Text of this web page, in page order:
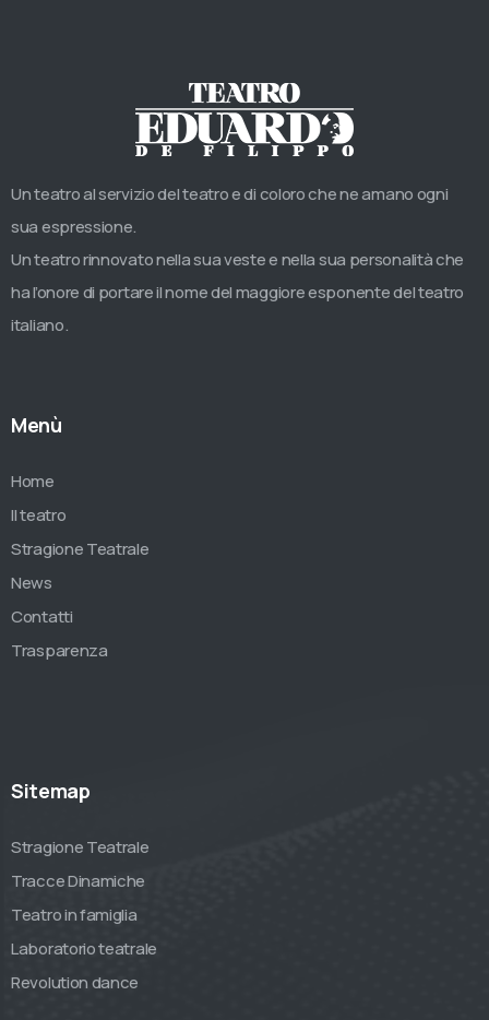
Un teatro al servizio del teatro e di coloro che ne amano ogni
sua espressione.
Un teatro rinnovato nella sua veste e nella sua personalità che
ha l’onore di portare il nome del maggiore esponente del teatro
italiano.
Menù
Home
Il teatro
Stragione Teatrale
News
Contatti
Trasparenza
Sitemap
Stragione Teatrale
Tracce Dinamiche
Teatro in famiglia
Laboratorio teatrale
Revolution dance